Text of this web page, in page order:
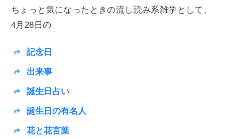
ちょっと気になったときの流し読み系雑学として、
4月28日の
記念日
出来事
誕生日占い
誕生日の有名人
花と花言葉